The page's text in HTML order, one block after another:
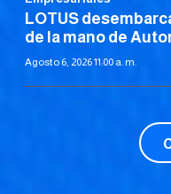
LOTUS
de la mano de
Agosto 6, 2026 11:00 a. m.